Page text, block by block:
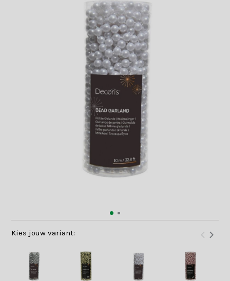
Kies jouw variant: